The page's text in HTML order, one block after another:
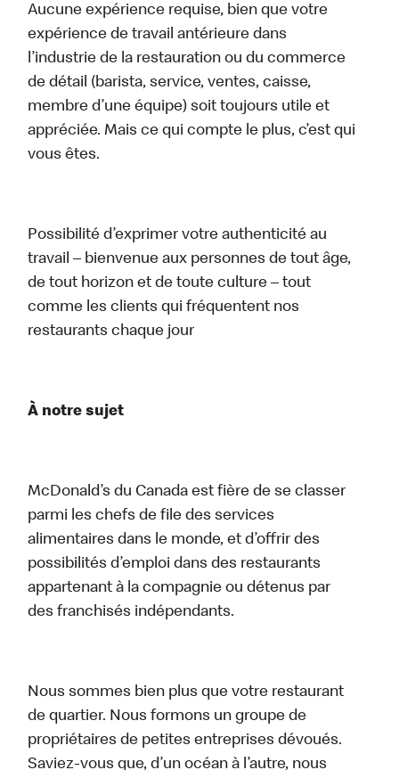
Aucune expérience requise, bien que votre
expérience de travail antérieure dans
l’industrie de la restauration ou du commerce
de détail (barista, service, ventes, caisse,
membre d’une équipe) soit toujours utile et
appréciée. Mais ce qui compte le plus, c’est qui
vous êtes.
Possibilité d’exprimer votre authenticité au
travail – bienvenue aux personnes de tout âge,
de tout horizon et de toute culture – tout
comme les clients qui fréquentent nos
restaurants chaque jour
À notre sujet
McDonald’s du Canada est fière de se classer
parmi les chefs de file des services
alimentaires dans le monde, et d’offrir des
possibilités d’emploi dans des restaurants
appartenant à la compagnie ou détenus par
des franchisés indépendants.
Nous sommes bien plus que votre restaurant
de quartier. Nous formons un groupe de
propriétaires de petites entreprises dévoués.
Saviez-vous que, d’un océan à l’autre, nous